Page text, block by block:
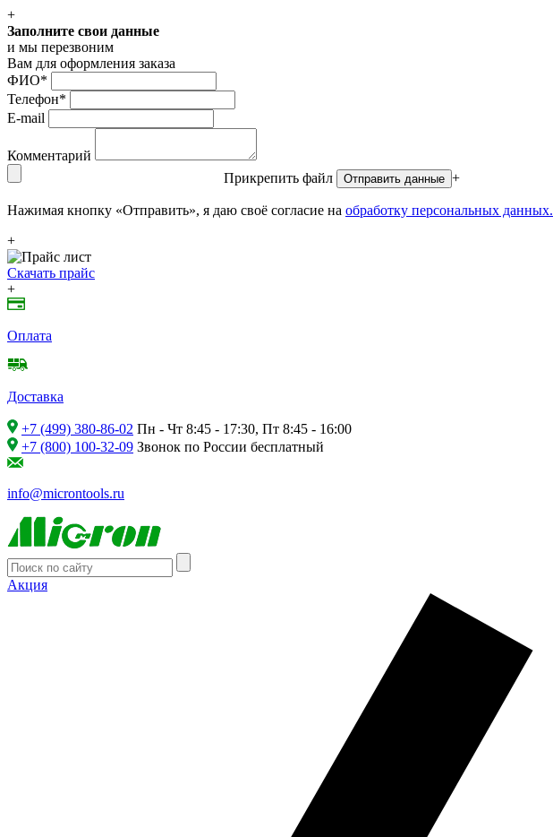
+
Заполните свои данные
и мы перезвоним
Вам для оформления заказа
ФИО*
Телефон*
E-mail
Комментарий
Прикрепить файл
Отправить данные +
Нажимая кнопку «Отправить», я даю своё согласие на обработку персональных данных.
+
Скачать прайс
+
Оплата
Доставка
+7 (499) 380-86-02 Пн - Чт 8:45 - 17:30, Пт 8:45 - 16:00
+7 (800) 100-32-09 Звонок по России бесплатный
info@microntools.ru
Акция